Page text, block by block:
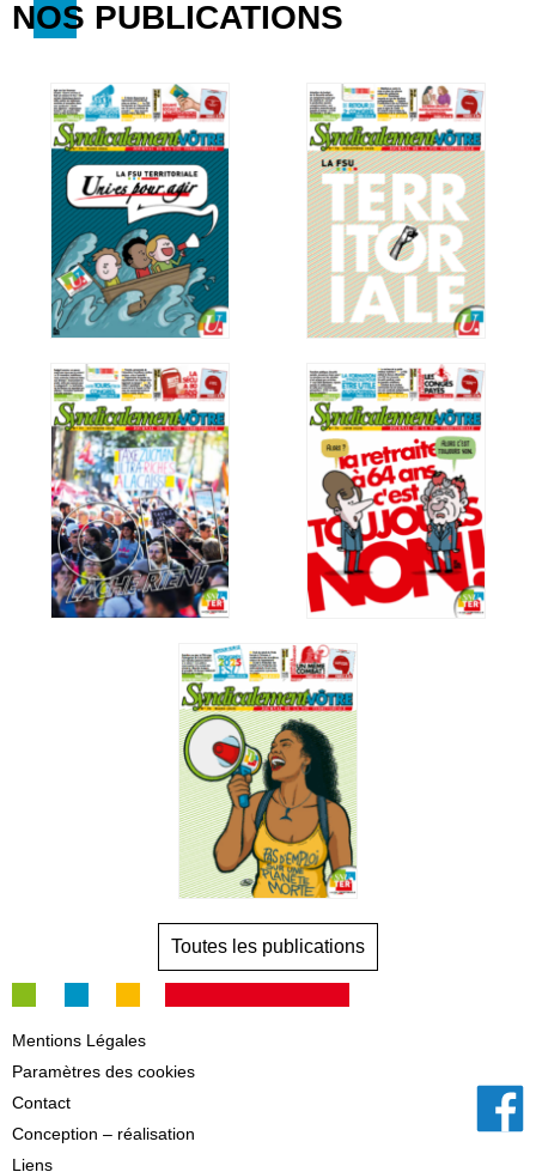
NOS PUBLICATIONS
Toutes les publications
Mentions Légales
Paramètres des cookies
Contact
Conception – réalisation
Liens